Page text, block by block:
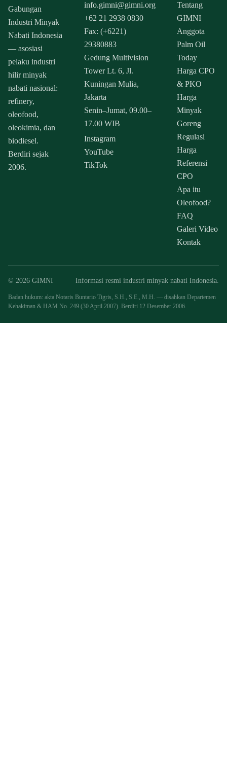
Gabungan
Industri Minyak
Nabati Indonesia
— asosiasi
pelaku industri
hilir minyak
nabati nasional:
refinery,
oleofood,
oleokimia, dan
biodiesel.
Berdiri sejak
2006.
info.gimni@gimni.org
+62 21 2938 0830
Fax: (+6221)
29380883
Gedung Multivision
Tower Lt. 6, Jl.
Kuningan Mulia,
Jakarta
Senin–Jumat, 09.00–
17.00 WIB
Instagram
YouTube
TikTok
Tentang
GIMNI
Anggota
Palm Oil
Today
Harga CPO
& PKO
Harga
Minyak
Goreng
Regulasi
Harga
Referensi
CPO
Apa itu
Oleofood?
FAQ
Galeri Video
Kontak
© 2026 GIMNI Informasi resmi industri minyak nabati Indonesia.
Badan hukum: akta Notaris Buntario Tigris, S.H., S.E., M.H. — disahkan Departemen
Kehakiman & HAM No. 249 (30 April 2007). Berdiri 12 Desember 2006.